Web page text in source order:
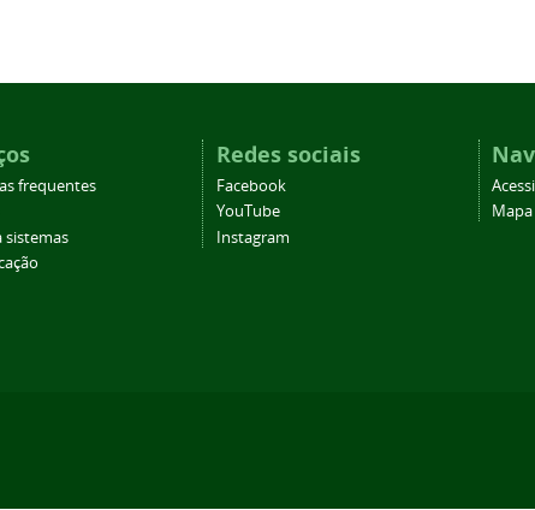
frequentes
sistemas
Redes sociais
Facebook
YouTube
Instagram